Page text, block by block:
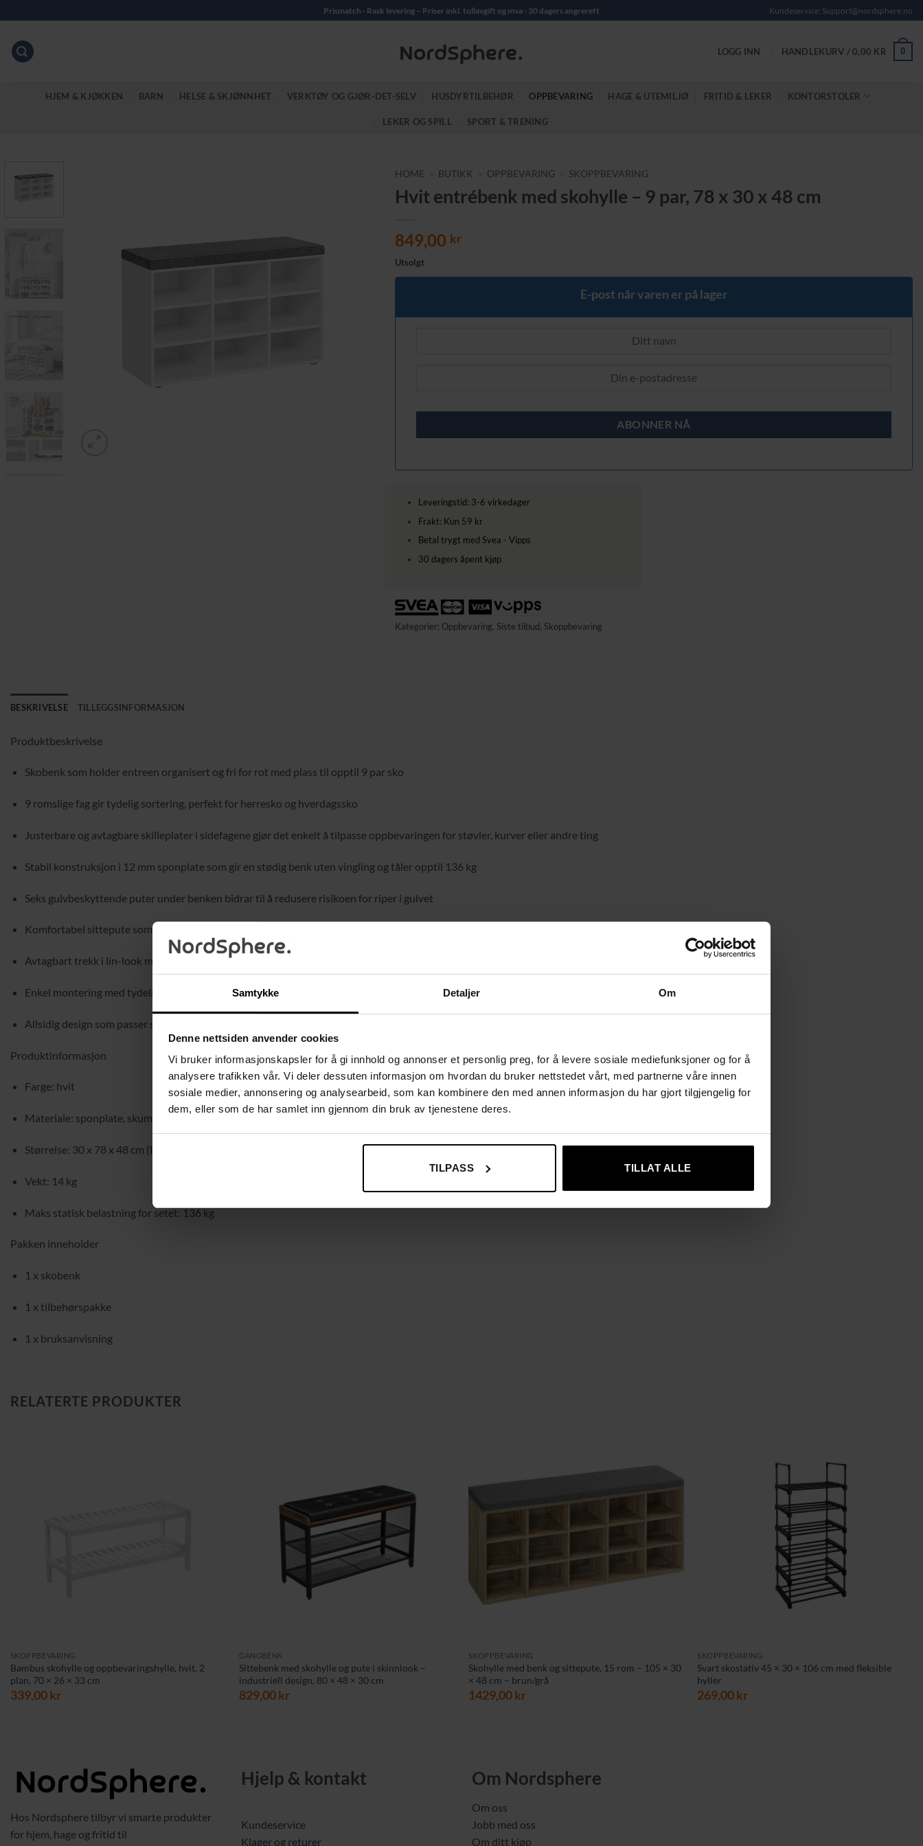
Samtykke Detaljer Om
Denne nettsiden anvender cookies
Vi bruker informasjonskapsler for å gi innhold og annonser et personlig preg, for å levere sosiale mediefunksjoner og for å
analysere trafikken vår. Vi deler dessuten informasjon om hvordan du bruker nettstedet vårt, med partnerne våre innen
sosiale medier, annonsering og analysearbeid, som kan kombinere den med annen informasjon du har gjort tilgjengelig for
dem, eller som de har samlet inn gjennom din bruk av tjenestene deres.
TILPASS TILLAT ALLE
to
content
Prismatch - Rask levering – Priser inkl. tollavgift og mva - 30 dagers angrerett Kundeservice: Support@nordsphere.no
LOGG INN HANDLEKURV /0,00 KR 0
HJEM & KJØKKEN BARN HELSE & SKJØNNHET VERKTØY OG GJØR-DET-SELV HUSDYRTILBEHØR OPPBEVARING HAGE & UTEMILJØ FRITID & LEKER KONTORSTOLER
LEKER OG SPILL SPORT & TRENING
HOME BUTIKK OPPBEVARING SKOPPBEVARING
Hvit entrébenk med skohylle – 9 par, 78 x 30 x 48 cm
849,00 kr
Utsolgt
E-post når varen er på lager
Leveringstid: 3-6 virkedager
Frakt: Kun 59 kr
Betal trygt med Svea - Vipps
30 dagers åpent kjøp
Kategorier: Oppbevaring, Siste tilbud, Skoppbevaring
BESKRIVELSE TILLEGGSINFORMASJON
Produktbeskrivelse
Skobenk som holder entreen organisert og fri for rot med plass til opptil 9 par sko
9 romslige fag gir tydelig sortering, perfekt for herresko og hverdagssko
Justerbare og avtagbare skilleplater i sidefagene gjør det enkelt å tilpasse oppbevaringen for støvler, kurver eller andre ting
Stabil konstruksjon i 12 mm sponplate som gir en stødig benk uten vingling og tåler opptil 136 kg
Seks gulvbeskyttende puter under benken bidrar til å redusere risikoen for riper i gulvet
Komfortabel sittepute som festes med borrelås og enkelt kan tas av ved behov
Avtagbart trekk i lin-look med glidelås som kan tas av for vask – praktisk og hygienisk
Enkel montering med tydelig merkede deler og lettfattelige instruksjoner
Allsidig design som passer som skobenk i gangen, oppbevaringsbenk i stuen eller sengebenk på soverommet
Produktinformasjon
Farge: hvit
Materiale: sponplate, skum, trekk i lin-look-stoff
Størrelse: 30 x 78 x 48 cm (D x B x H)
Vekt: 14 kg
Maks statisk belastning for setet: 136 kg
Pakken inneholder
1 x skobenk
1 x tilbehørspakke
1 x bruksanvisning
RELATERTE PRODUKTER
SKOPPBEVARING
Bambus skohylle og oppbevaringshylle, hvit, 2
plan, 70 × 26 × 33 cm
339,00kr
GANGBENK
Sittebenk med skohylle og pute i skinnlook –
industriell design, 80 × 48 × 30 cm
829,00kr
SKOPPBEVARING
Skohylle med benk og sittepute, 15 rom – 105 × 30
× 48 cm – brun/grå
1429,00kr
SKOPPBEVARING
Svart skostativ 45 × 30 × 106 cm med fleksible
hyller
269,00kr
Hos Nordsphere tilbyr vi smarte produkter
for hjem, hage og fritid til
Hjelp & kontakt
Kundeservice
Klager og returer
Om Nordsphere
Om oss
Jobb med oss
Om ditt kjøp